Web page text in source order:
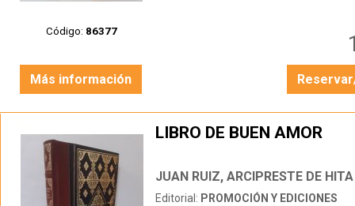
Código: 86377
Más información
LIBRO DE BUEN AMOR
JUAN RUIZ, ARCIPRESTE DE HITA
Editorial: PROMOCIÓN Y EDICIONES